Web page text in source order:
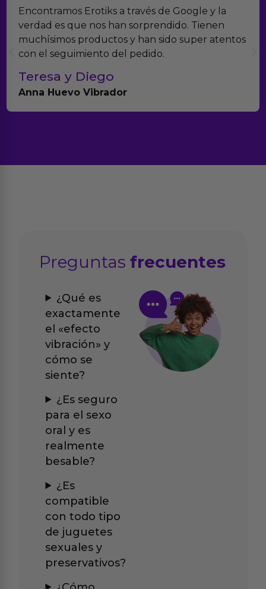
Encontramos Erotiks a través de Google y la
verdad es que nos han sorprendido. Tienen
muchísimos productos y han sido super atentos
con el seguimiento del pedido.
Teresa y Diego
Anna Huevo Vibrador
Preguntasfrecuentes
¿Qué es
exactamente
el «efecto
vibración» y
cómo se
siente?
¿Es seguro
para el sexo
oral y es
realmente
besable?
¿Es
compatible
con todo tipo
de juguetes
sexuales y
preservativos?